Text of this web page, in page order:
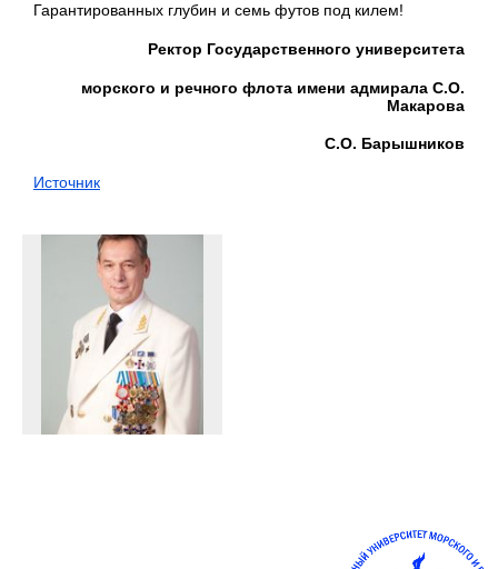
Гарантированных глубин и семь футов под килем!
Ректор Государственного университета
морского и речного флота имени адмирала С.О.
Макарова
С.О. Барышников
Источник